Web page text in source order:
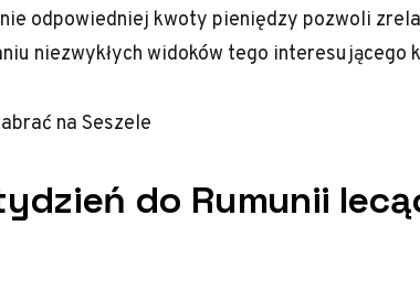
odpowiedniej kwoty pieniędzy pozwoli
niezwykłych widoków tego interesującego
na Seszele
do Rumunii